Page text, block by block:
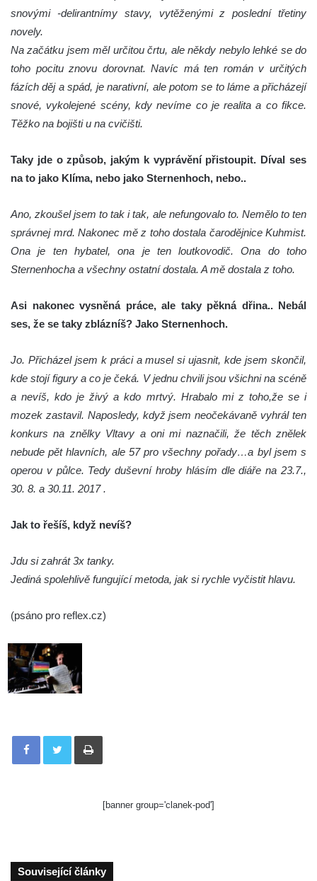
snovými -delirantnímy stavy, vytěženými z poslední třetiny
novely.
Na začátku jsem měl určitou črtu, ale někdy nebylo lehké se do
toho pocitu znovu dorovnat. Navíc má ten román v určitých
fázích děj a spád, je narativní, ale potom se to láme a přicházejí
snové, vykolejené scény, kdy nevíme co je realita a co fikce.
Těžko na bojišti u na cvičišti.
Taky jde o způsob, jakým k vyprávění přistoupit. Díval ses
na to jako Klíma, nebo jako Sternenhoch, nebo..
Ano, zkoušel jsem to tak i tak, ale nefungovalo to. Nemělo to ten
správnej mrd. Nakonec mě z toho dostala čarodějnice Kuhmist.
Ona je ten hybatel, ona je ten loutkovodič. Ona do toho
Sternenhocha a všechny ostatní dostala. A mě dostala z toho.
Asi nakonec vysněná práce, ale taky pěkná dřina.. Nebál
ses, že se taky zblázníš? Jako Sternenhoch.
Jo. Přicházel jsem k práci a musel si ujasnit, kde jsem skončil,
kde stojí figury a co je čeká. V jednu chvili jsou všichni na scéně
a nevíš, kdo je živý a kdo mrtvý. Hrabalo mi z toho,že se i
mozek zastavil. Naposledy, když jsem neočekávaně vyhrál ten
konkurs na znělky Vltavy a oni mi naznačili, že těch znělek
nebude pět hlavních, ale 57 pro všechny pořady…a byl jsem s
operou v půlce. Tedy duševní hroby hlásím dle diáře na 23.7.,
30. 8. a 30.11. 2017 .
Jak to řešíš, když nevíš?
Jdu si zahrát 3x tanky.
Jediná spolehlivě fungující metoda, jak si rychle vyčistit hlavu.
(psáno pro reflex.cz)
Tisknout
[banner group='clanek-pod']
Související články